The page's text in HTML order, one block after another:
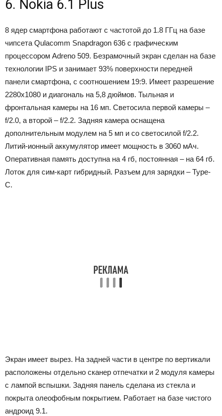
6. Nokia 6.1 Plus
8 ядер смартфона работают с частотой до 1.8 ГГц на базе
чипсета Qulacomm Snapdragon 636 с графическим
процессором Adreno 509. Безрамочный экран сделан на базе
технологии IPS и занимает 93% поверхности передней
панели смартфона, с соотношением 19:9. Имеет разрешение
2280х1080 и диагональ на 5,8 дюймов. Тыльная и
фронтальная камеры на 16 мп. Светосила первой камеры –
f/2.0, а второй – f/2.2. Задняя камера оснащена
дополнительным модулем на 5 мп и со светосилой f/2.2.
Литий-ионный аккумулятор имеет мощность в 3060 мАч.
Оперативная память доступна на 4 гб, постоянная – на 64 гб.
Лоток для сим-карт гибридный. Разъем для зарядки – Type-
C.
Экран имеет вырез. На задней части в центре по вертикали
расположены отдельно сканер отпечатки и 2 модуля камеры
с лампой вспышки. Задняя панель сделана из стекла и
покрыта олеофобным покрытием. Работает на базе чистого
андроид 9.1.